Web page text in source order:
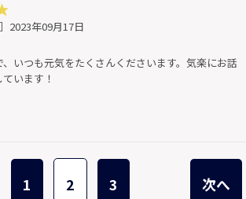
］2023年09月17日
いつも元気をたくさんくださいます。気楽にお話
います！
1 2 3 次へ